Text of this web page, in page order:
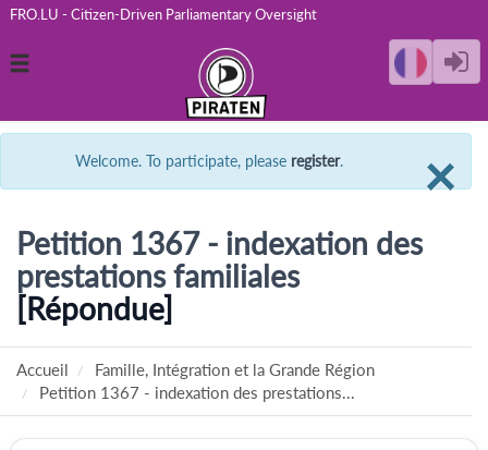
FRO.LU - Citizen-Driven Parliamentary Oversight
Toggle
×
Welcome. To participate, please register.
Petition 1367 - indexation des
prestations familiales
[Répondue]
Accueil
Famille, Intégration et la Grande Région
Petition 1367 - indexation des prestations...